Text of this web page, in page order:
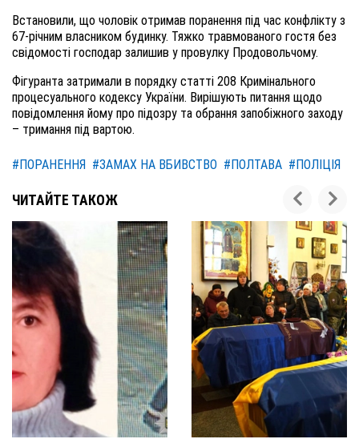
Встановили, що чоловік отримав поранення під час конфлікту з
67-річним власником будинку. Тяжко травмованого гостя без
свідомості господар залишив у провулку Продовольчому.
Фігуранта затримали в порядку статті 208 Кримінального
процесуального кодексу України. Вирішують питання щодо
повідомлення йому про підозру та обрання запобіжного заходу
– тримання під вартою.
#ПОРАНЕННЯ #ЗАМАХ НА ВБИВСТВО #ПОЛТАВА #ПОЛІЦІЯ
ЧИТАЙТЕ ТАКОЖ